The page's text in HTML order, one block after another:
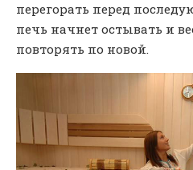
перегорать перед
печь начнет остывать и
повторять по новой.